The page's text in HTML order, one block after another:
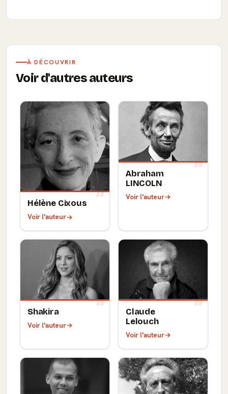
À DÉCOUVRIR
Voir d'autres auteurs
Hélène Cixous
Voir l'auteur
Abraham
LINCOLN
Voir l'auteur
Shakira
Voir l'auteur
Claude
Lelouch
Voir l'auteur